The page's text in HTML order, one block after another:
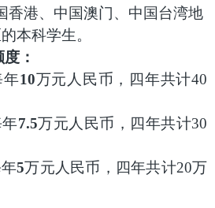
香港、中国澳门、中国台湾地
的本科学生。
：
年10万元人民币，四年共计40
7.5万元人民币，四年共计30
5万元人民币，四年共计20万